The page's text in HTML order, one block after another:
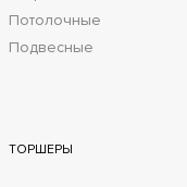
Потолочные
Подвесные
ТОРШЕРЫ